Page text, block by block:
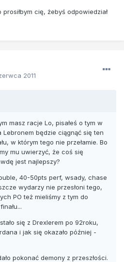
prosiłbym cię, żebyś odpowiedział
2011
masz racje Lo, pisałeś o tym w
Lebronem będzie ciągnąć się ten
w którym tego nie przełamie. Bo
mu uwierzyć, że coś się
jest najlepszy?
40-50pts perf, wsady, chase
wydarzy nie przesłoni tego,
PO też mieliśmy z tym do
się z Drexlerem po 92roku,
i jak się okazało później -
pokonać demony z przeszłości.